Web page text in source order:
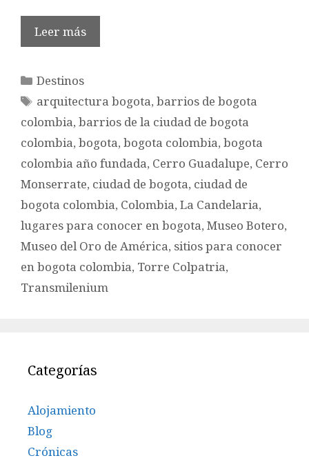
Leer más
Categorías
Destinos
Etiquetas
arquitectura bogota,barrios de bogota
colombia, barrios de la ciudad de bogota
colombia, bogota, bogota colombia, bogota
colombia año fundada, Cerro Guadalupe, Cerro
Monserrate, ciudad de bogota, ciudad de
bogota colombia, Colombia, La Candelaria,
lugares para conocer en bogota, Museo Botero,
Museo del Oro de América, sitios para conocer
en bogota colombia, Torre Colpatria,
Transmilenium
Categorías
Alojamiento
Blog
Crónicas